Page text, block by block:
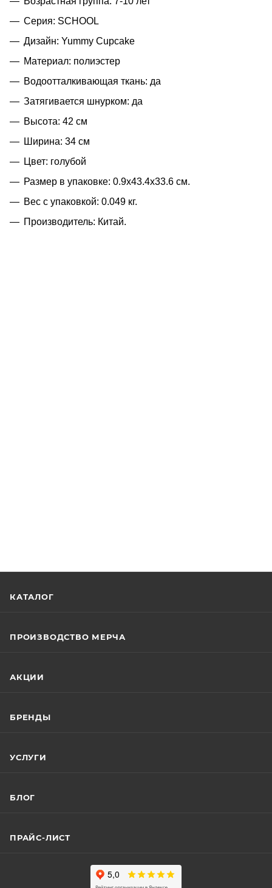
Серия: SCHOOL
Дизайн: Yummy Cupcake
Материал: полиэстер
Водоотталкивающая ткань: да
Затягивается шнурком: да
Высота: 42 см
Ширина: 34 см
Цвет: голубой
Размер в упаковке: 0.9x43.4x33.6 см.
Вес с упаковкой: 0.049 кг.
Производитель: Китай.
КАТАЛОГ
ПРОИЗВОДСТВО МЕРЧА
АКЦИИ
БРЕНДЫ
УСЛУГИ
БЛОГ
ПРАЙС-ЛИСТ